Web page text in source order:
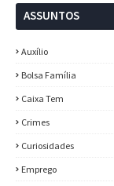
ASSUNTOS
Auxílio
Bolsa Família
Caixa Tem
Crimes
Curiosidades
Emprego